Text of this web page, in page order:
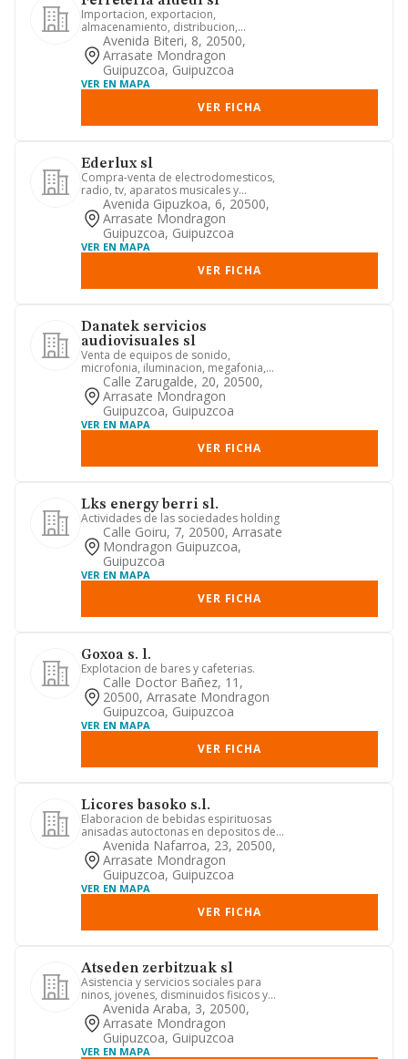
Importacion, exportacion,
almacenamiento, distribucion,
comercializacion, representacion
compra y v...
Avenida Biteri, 8, 20500,
Arrasate Mondragon
Guipuzcoa, Guipuzcoa
VER EN MAPA
VER FICHA
Ederlux sl
Compra-venta de electrodomesticos,
radio, tv, aparatos musicales y
pequeno material para el hogar
Avenida Gipuzkoa, 6, 20500,
Arrasate Mondragon
Guipuzcoa, Guipuzcoa
VER EN MAPA
VER FICHA
Danatek servicios
audiovisuales sl
Venta de equipos de sonido,
microfonia, iluminacion, megafonia,
audio, equipos visuales, instalacio...
Calle Zarugalde, 20, 20500,
Arrasate Mondragon
Guipuzcoa, Guipuzcoa
VER EN MAPA
VER FICHA
Lks energy berri sl.
Actividades de las sociedades holding
Calle Goiru, 7, 20500, Arrasate
Mondragon Guipuzcoa,
Guipuzcoa
VER EN MAPA
VER FICHA
Goxoa s. l.
Explotacion de bares y cafeterias.
Calle Doctor Bañez, 11,
20500, Arrasate Mondragon
Guipuzcoa, Guipuzcoa
VER EN MAPA
VER FICHA
Licores basoko s.l.
Elaboracion de bebidas espirituosas
anisadas autoctonas en depositos de
maceracion de larga duracio...
Avenida Nafarroa, 23, 20500,
Arrasate Mondragon
Guipuzcoa, Guipuzcoa
VER EN MAPA
VER FICHA
Atseden zerbitzuak sl
Asistencia y servicios sociales para
ninos, jovenes, disminuidos fisicos y
ancianos.
Avenida Araba, 3, 20500,
Arrasate Mondragon
Guipuzcoa, Guipuzcoa
VER EN MAPA